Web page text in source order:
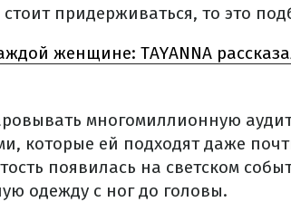
придерживаться, то это
женщине: TAYANNA
многомиллионную
которые ей подходят даже
появилась на светском
одежду с ног до головы.